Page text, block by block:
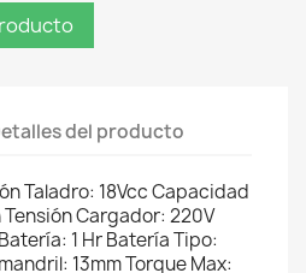
del producto
Taladro: 18Vcc Capacidad
Cargador: 220V
1 Hr Batería Tipo:
13mm Torque Max: